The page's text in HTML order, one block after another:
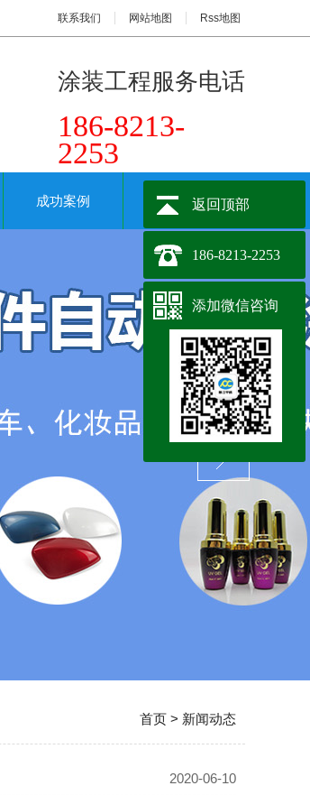
联系我们 网站地图 Rss地图
涂装工程服务电话
186-8213-
2253
成功案例 关键词搜索
首页 > 新闻动态
2020-06-10
返回顶部
186-8213-2253
添加微信咨询